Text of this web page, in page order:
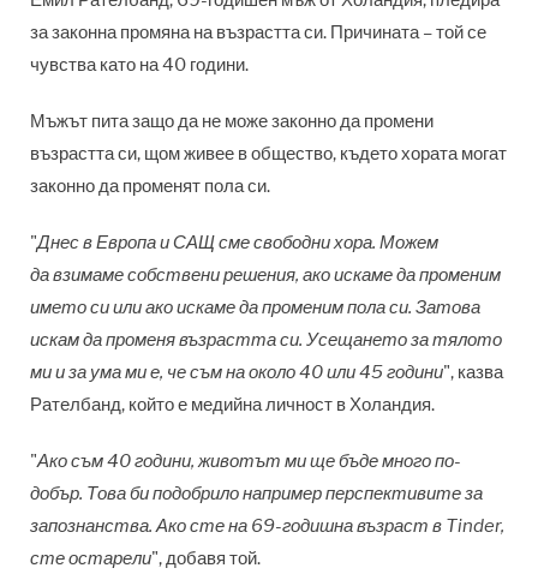
за законна промяна на възрастта си. Причината – той се
чувства като на 40 години.
Мъжът пита защо да не може законно да промени
възрастта си, щом живее в общество, където хората могат
законно да променят пола си.
"Днес в Европа и САЩ сме свободни хора. Можем
да взимаме собствени решения, ако искаме да променим
името си или ако искаме да променим пола си. Затова
искам да променя възрастта си. Усещането за тялото
ми и за ума ми е, че съм на около 40 или 45 години", казва
Рателбанд, който е медийна личност в Холандия.
"Ако съм 40 години, животът ми ще бъде много по-
добър. Това би подобрило например перспективите за
запознанства. Ако сте на 69-годишна възраст в Tinder,
сте остарели", добавя той.